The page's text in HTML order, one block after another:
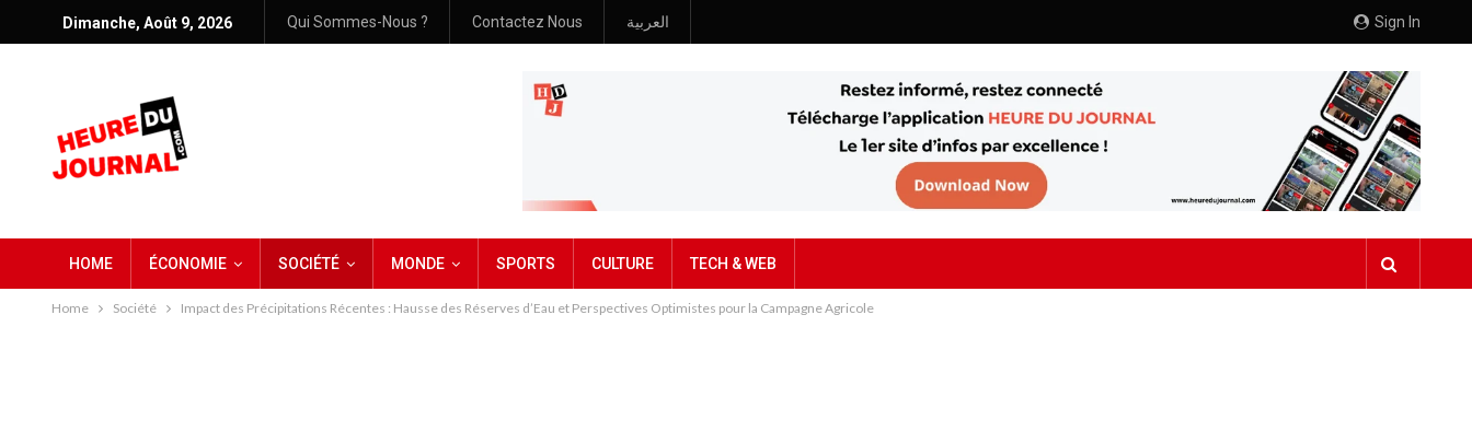
Sign In
Dimanche, Août 9, 2026 Qui Sommes-Nous ? Contactez Nous العربية
HOME ÉCONOMIE SOCIÉTÉ MONDE SPORTS CULTURE TECH & WEB
Home Société Impact des Précipitations Récentes : Hausse des Réserves d’Eau et Perspectives Optimistes pour la Campagne Agricole